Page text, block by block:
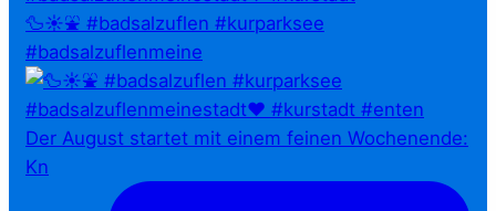
🦆☀️⛲ #badsalzuflen #kurparksee
#badsalzuflenmeine
Der August startet mit einem feinen Wochenende:
Kn